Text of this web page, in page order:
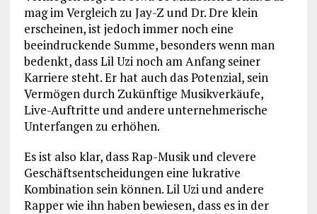
mag im Vergleich zu Jay-Z und Dr. Dre klein
erscheinen, ist jedoch immer noch eine
beeindruckende Summe, besonders wenn man
bedenkt, dass Lil Uzi noch am Anfang seiner
Karriere steht. Er hat auch das Potenzial, sein
Vermögen durch Zukünftige Musikverkäufe,
Live-Auftritte und andere unternehmerische
Unterfangen zu erhöhen.
Es ist also klar, dass Rap-Musik und clevere
Geschäftsentscheidungen eine lukrative
Kombination sein können. Lil Uzi und andere
Rapper wie ihn haben bewiesen, dass es in der